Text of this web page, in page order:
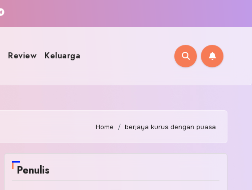
Review Keluarga
Home berjaya kurus dengan puasa
Penulis